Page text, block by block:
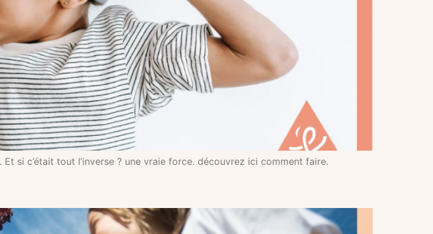
si c’était tout l’inverse ? une vraie force. découvrez ici comment faire.